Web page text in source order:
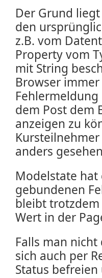
Der Grund
den
z.B. vom
Property vom
mit String
Browser
dem Post dem
anzeigen zu
Kursteilnehmer
anders
Modelstate hat
gebundenen
bleibt trotzdem
Wert in der
Falls man
sich auch per
Status